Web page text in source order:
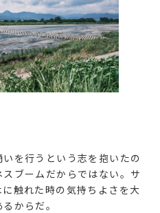
を行うという志を抱いたの
ブームだからではない。サ
触れた時の気持ちよさを大
からだ。